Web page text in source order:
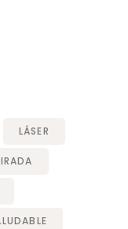
LÁSER